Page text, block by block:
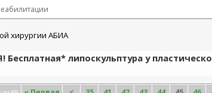
Бесплатная* липоскульптура у